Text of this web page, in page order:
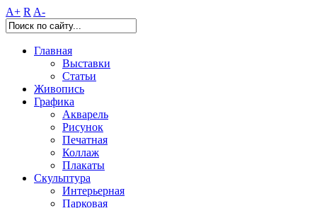
A+ R A-
Главная
Выставки
Статьи
Живопись
Графика
Акварель
Рисунок
Печатная
Коллаж
Плакаты
Скульптура
Интерьерная
Парковая